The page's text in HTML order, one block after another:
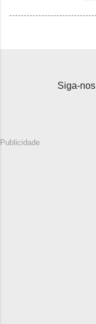
Siga-nos
Publicidade